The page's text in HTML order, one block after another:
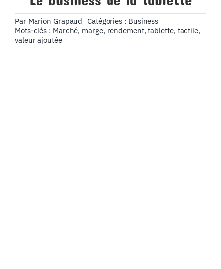
Par Marion Grapaud Catégories : Business
Mots-clés : Marché, marge, rendement, tablette, tactile,
valeur ajoutée